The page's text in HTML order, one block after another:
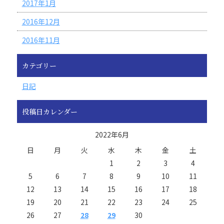
2017年1月
2016年12月
2016年11月
カテゴリー
日記
投稿日カレンダー
2022年6月
日
月 火 水 木 金 土
1 2 3
4
5
6 7 8 9 10
11
12
13 14 15 16 17
18
19
20 21 22 23 24
25
26
27 28 29 30